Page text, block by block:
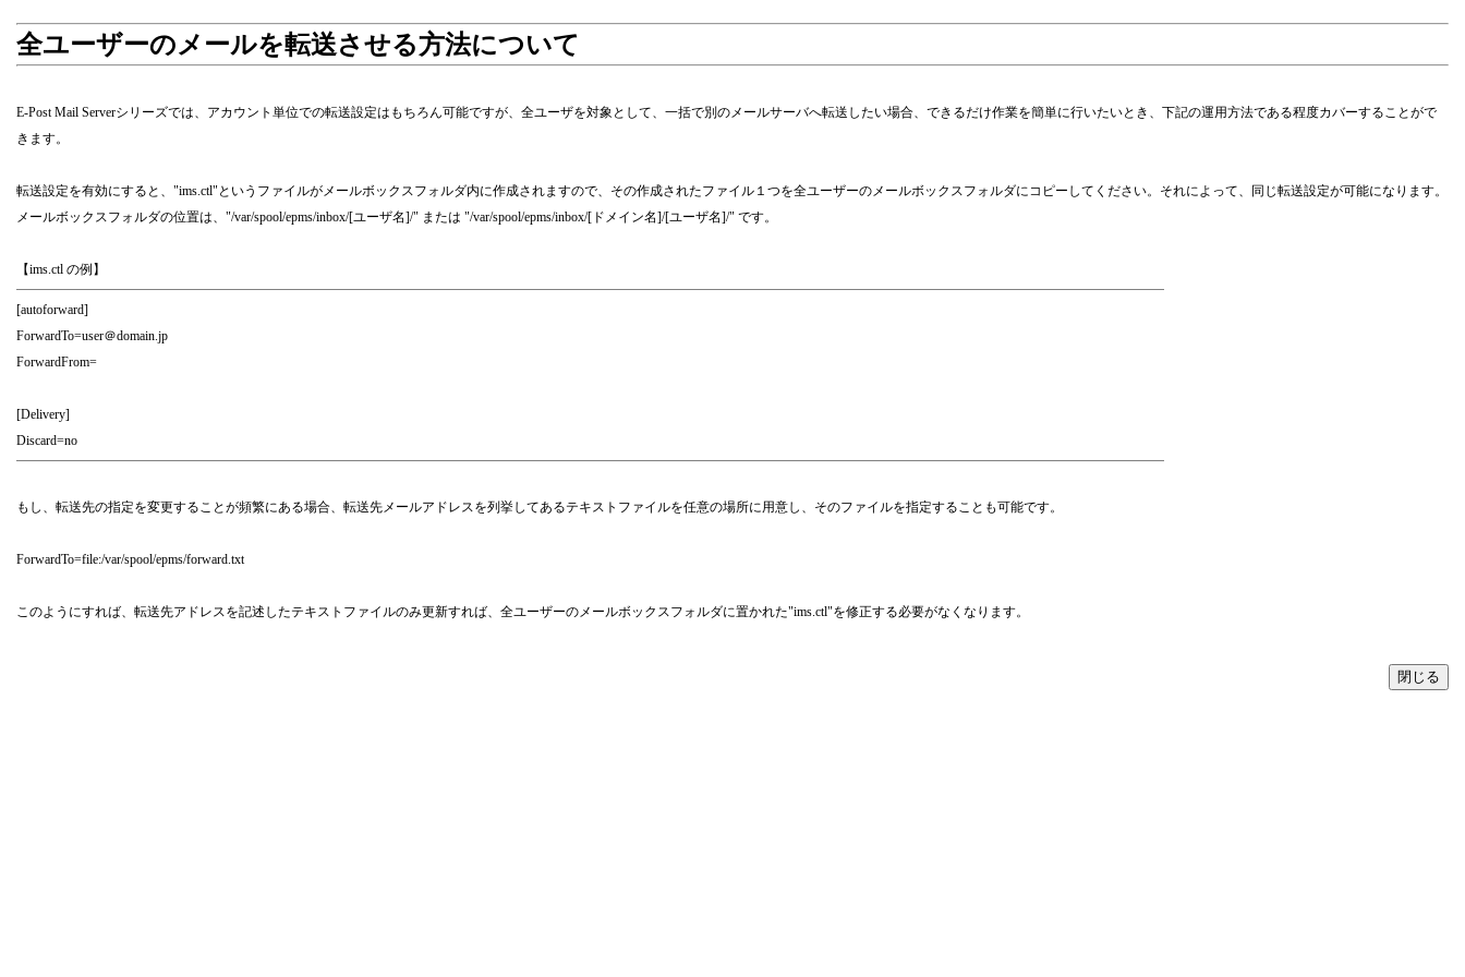
全ユーザーのメールを転送させる方法について
E-Post Mail Serverシリーズでは、アカウント単位での転送設定はもちろん可能ですが、全ユーザを対象として、一括で別のメールサーバへ転送したい場合、できるだけ作業を簡単に行いたいとき、下記の運用方法である程度カバーすることがで
きます。
転送設定を有効にすると、"ims.ctl"というファイルがメールボックスフォルダ内に作成されますので、その作成されたファイル１つを全ユーザーのメールボックスフォルダにコピーしてください。それによって、同じ転送設定が可能になります。
メールボックスフォルダの位置は、"/var/spool/epms/inbox/[ユーザ名]/" または "/var/spool/epms/inbox/[ドメイン名]/[ユーザ名]/" です。
【ims.ctl の例】
[autoforward]
ForwardTo=user＠domain.jp
ForwardFrom=
[Delivery]
Discard=no
もし、転送先の指定を変更することが頻繁にある場合、転送先メールアドレスを列挙してあるテキストファイルを任意の場所に用意し、そのファイルを指定することも可能です。
ForwardTo=file:/var/spool/epms/forward.txt
このようにすれば、転送先アドレスを記述したテキストファイルのみ更新すれば、全ユーザーのメールボックスフォルダに置かれた"ims.ctl"を修正する必要がなくなります。